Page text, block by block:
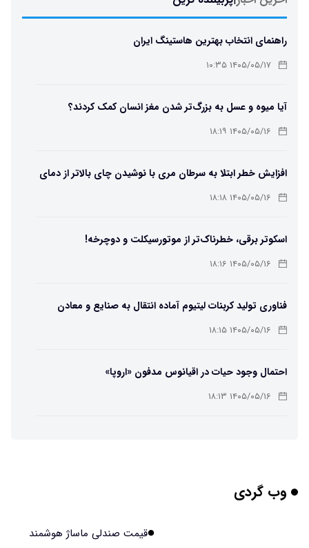
راهنمای انتخاب بهترین هاستینگ ایران
۱۴۰۵/۰۵/۱۷ ۱۰:۳۵
آیا میوه و عسل به بزرگ‌تر شدن مغز انسان کمک کردند؟
۱۴۰۵/۰۵/۱۶ ۱۸:۱۹
افزایش خطر ابتلا به سرطان مری با نوشیدن چای بالاتر از دمای
۶۵ درجه ۱۴۰۵/۰۵/۱۶ ۱۸:۱۸
اسکوتر برقی، خطرناک‌تر از موتورسیکلت و دوچرخه!
۱۴۰۵/۰۵/۱۶ ۱۸:۱۶
فناوری تولید کربنات لیتیوم آماده انتقال به صنایع و معادن
است۱۴۰۵/۰۵/۱۶ ۱۸:۱۵
احتمال وجود حیات در اقیانوس مدفون «اروپا»
۱۴۰۵/۰۵/۱۶ ۱۸:۱۳
تبدیل پلاستیک سرسخت PVC به ماده روان‌کننده ممکن شد
وب گردی
قیمت صندلی ماساژ هوشمند